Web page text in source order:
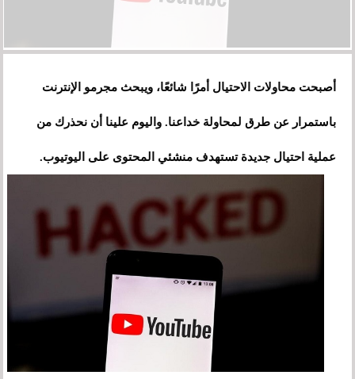
أصبحت محاولات الاحتيال أمرًا شائعًا، ويبحث مجرمو الإنترنت
باستمرار عن طرق لمحاولة خداعنا. واليوم علينا أن نحذرك من
عملية احتيال جديدة تستهدف منشئي المحتوى على اليوتيوب.